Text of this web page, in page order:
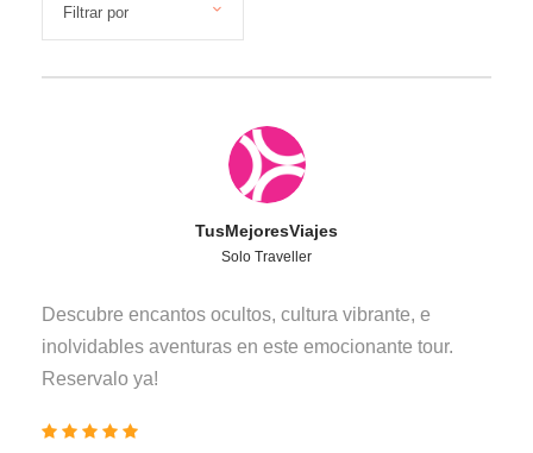
TusMejoresViajes
Solo Traveller
Descubre encantos ocultos, cultura vibrante, e
inolvidables aventuras en este emocionante tour.
Reservalo ya!